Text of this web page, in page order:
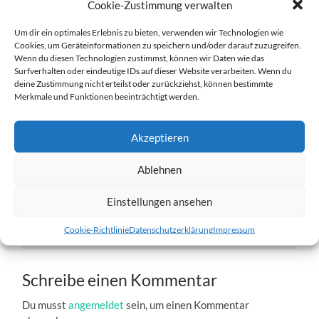
Cookie-Zustimmung verwalten
Um dir ein optimales Erlebnis zu bieten, verwenden wir Technologien wie
Cookies, um Geräteinformationen zu speichern und/oder darauf zuzugreifen.
Wenn du diesen Technologien zustimmst, können wir Daten wie das
Surfverhalten oder eindeutige IDs auf dieser Website verarbeiten. Wenn du
deine Zustimmung nicht erteilst oder zurückziehst, können bestimmte
Merkmale und Funktionen beeinträchtigt werden.
Akzeptieren
Ablehnen
Einstellungen ansehen
Cookie-RichtlinieDatenschutzerklärungImpressum
w6-14.01.2012.jpg
Nächster»
Schreibe einen Kommentar
Du musstangemeldet sein, um einen Kommentar